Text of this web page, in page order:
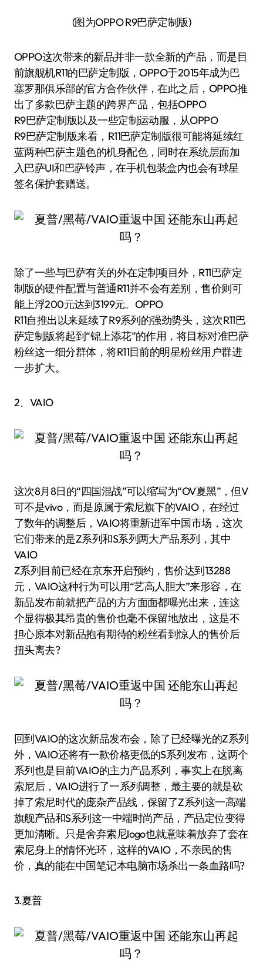
(图为OPPO R9巴萨定制版)
OPPO这次带来的新品并非一款全新的产品，而是目
前旗舰机R11的巴萨定制版，OPPO于2015年成为巴
塞罗那俱乐部的官方合作伙伴，在此之后，OPPO推
出了多款巴萨主题的跨界产品，包括OPPO
R9巴萨定制版以及一些定制运动服，从OPPO
R9巴萨定制版来看，R11巴萨定制版很可能将延续红
蓝两种巴萨主题色的机身配色，同时在系统层面加
入巴萨UI和巴萨铃声，在手机包装盒内也会有球星
签名保护套赠送。
除了一些与巴萨有关的外在定制项目外，R11巴萨定
制版的硬件配置与普通R11并不会有差别，售价则可
能上浮200元达到3199元。OPPO
R11自推出以来延续了R9系列的强劲势头，这次R11巴
萨定制版将起到“锦上添花”的作用，将目标对准巴萨
粉丝这一细分群体，将R11目前的明星粉丝用户群进
一步扩大。
2、VAIO
这次8月8日的“四国混战”可以缩写为“OV夏黑”，但V
可不是vivo，而是原属于索尼旗下的VAIO，在经过
了数年的调整后，VAIO将重新进军中国市场，这次
它们带来的是Z系列和S系列两大产品系列，其中
VAIO
Z系列目前已经在京东开启预约，售价达到13288
元，VAIO这种行为可以用“艺高人胆大”来形容，在
新品发布前就把产品的方方面面都曝光出来，连这
个显得极其昂贵的售价也毫不保留地放出，这是不
担心原本对新品抱有期待的粉丝看到惊人的售价后
扭头离去?
回到VAIO的这次新品发布会，除了已经曝光的Z系列
外，VAIO还将有一款价格更低的S系列发布，这两个
系列也是目前VAIO的主力产品系列，事实上在脱离
索尼后，VAIO进行了一系列调整，最主要的就是砍
掉了索尼时代的庞杂产品线，保留了Z系列这一高端
旗舰产品和S系列这一中端时尚产品，产品定位变得
更加清晰。只是舍弃索尼logo也就意味着放弃了套在
索尼身上的情怀光环，这样的VAIO，不亲民的售
价，真的能在中国笔记本电脑市场杀出一条血路吗?
3.夏普